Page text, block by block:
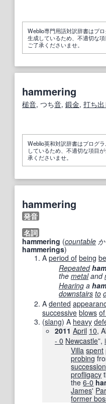
Weblio専門用語対訳辞書はプ
生成しているため、不適切な
ご了承くださいませ。
hammering
槌音, つち音, 鍛金, 打ち出
Weblio英和対訳辞書はプログ
しているため、不適切な項目
承くださいませ。
hammering
発音
名詞
hammering (countable
hammerings)
A period of being
Repeated
the metaland
Hearing a
downstairs to
A dented
successive blows
(slang) A heavy
2011 April 10,
- 0 Newcastle”,
Villa spent
probing
succession
profligacy
the6-0
James'
former